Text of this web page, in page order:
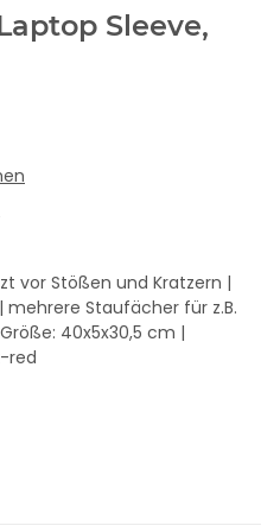
Sleeve,
vor Stößen und Kratzern |
Staufächer für z.B.
40x5x30,5 cm |
red